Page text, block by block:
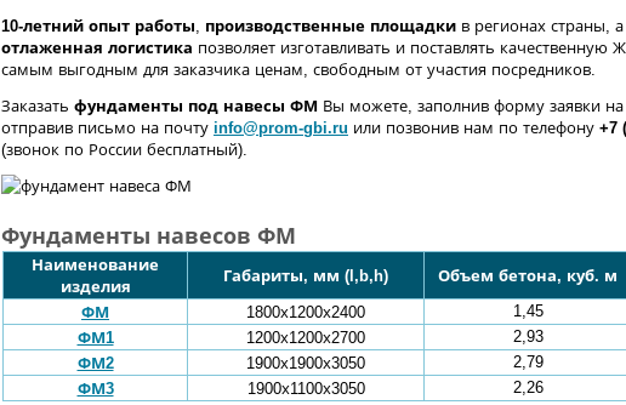
10-летний опыт работы, производственные площадки в регионах страны,
отлаженная логистика позволяет изготавливать и поставлять
самым выгодным для заказчика ценам, свободным от участия посредников.
Заказать фундаменты под навесы ФМ Вы можете, заполнив форму заявки
отправив письмо на почту info@prom-gbi.ru или позвонив нам по телефону +7
(звонок по России бесплатный).
Фундаменты навесов ФМ
Наименование
изделия
Габариты, мм (l,b,h) Объем бетона, куб. м
ФМ
1800х1200х2400 1,45
ФМ1
1200х1200х2700 2,93
ФМ2
1900х1900х3050 2,79
ФМ3
1900х1100х3050 2,26